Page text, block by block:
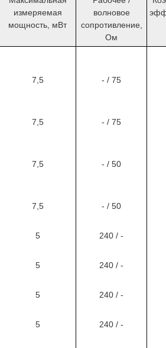
измеряемая
мощность, мВт
волновое
сопротивление,
Ом
7,5 - / 75
7,5 - / 75
7,5 - / 50
7,5 - / 50
5 240 / -
5 240 / -
5 240 / -
5 240 / -